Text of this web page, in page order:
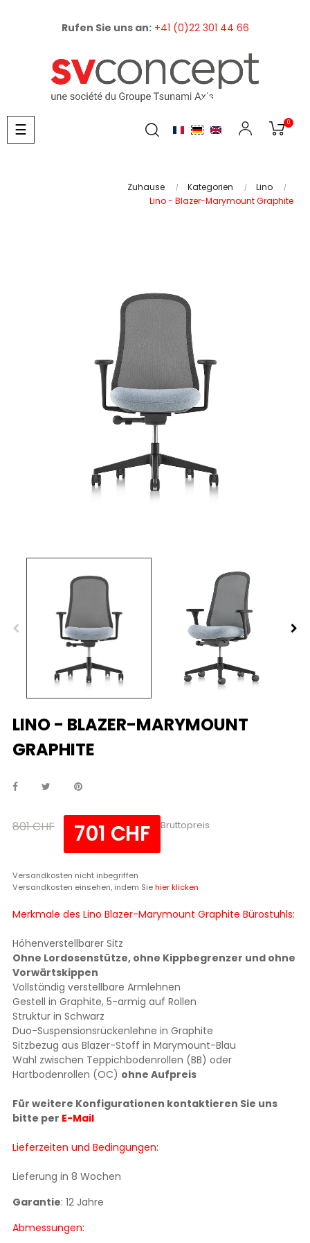
Rufen Sie uns an: +41 (0)22 301 44 66
0
Umschalten
der
☰
Zuhause Kategorien
Lino
Lino - Blazer-Marymount Graphite
LINO - BLAZER-MARYMOUNT
GRAPHITE
801 CHF 701 CHF Bruttopreis
Versandkosten nicht inbegriffen
Versandkosten einsehen, indem Siehier klicken
Merkmale des Lino Blazer-Marymount Graphite Bürostuhls:
Höhenverstellbarer Sitz
Ohne Lordosenstütze, ohne Kippbegrenzer und ohne
Vorwärtskippen
Vollständig verstellbare Armlehnen
Gestell in Graphite, 5-armig auf Rollen
Struktur in Schwarz
Duo-Suspensionsrückenlehne in Graphite
Sitzbezug aus Blazer-Stoff in Marymount-Blau
Wahl zwischen Teppichbodenrollen (BB) oder
Hartbodenrollen (OC) ohne Aufpreis
Für weitere Konfigurationen kontaktieren Sie uns
bitte per E-Mail
Lieferzeiten und Bedingungen:
Lieferung in 8 Wochen
Garantie: 12 Jahre
Abmessungen: